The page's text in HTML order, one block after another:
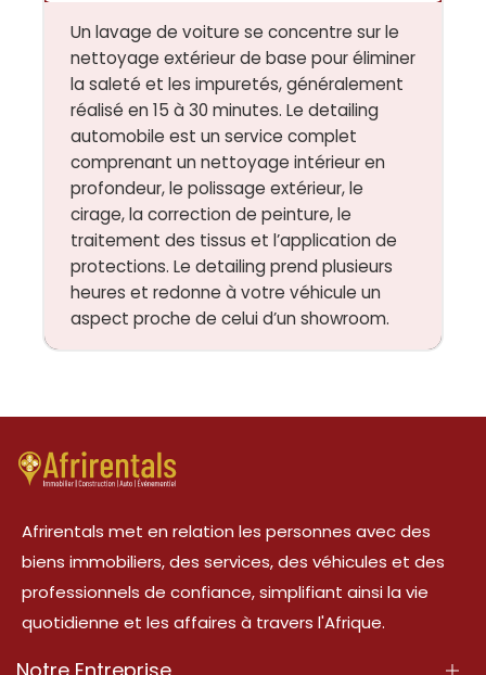
Un lavage de voiture se concentre sur le
nettoyage extérieur de base pour éliminer
la saleté et les impuretés, généralement
réalisé en 15 à 30 minutes. Le detailing
automobile est un service complet
comprenant un nettoyage intérieur en
profondeur, le polissage extérieur, le
cirage, la correction de peinture, le
traitement des tissus et l’application de
protections. Le detailing prend plusieurs
heures et redonne à votre véhicule un
aspect proche de celui d’un showroom.
Afrirentals met en relation les personnes avec des
biens immobiliers, des services, des véhicules et des
professionnels de confiance, simplifiant ainsi la vie
quotidienne et les affaires à travers l'Afrique.